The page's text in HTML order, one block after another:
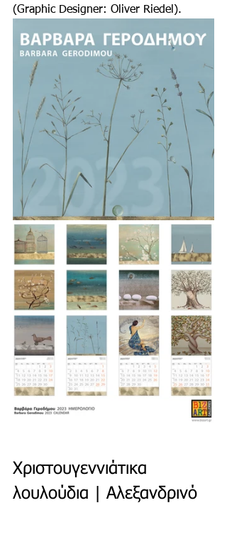
(Graphic Designer: Oliver Riedel).
Χριστουγεννιάτικα
λουλούδια | Αλεξανδρινό